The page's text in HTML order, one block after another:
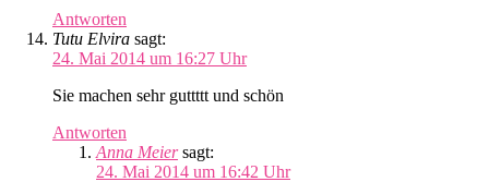
Antworten
Tutu Elvira sagt:
24. Mai 2014 um 16:27 Uhr
Sie machen sehr guttttt und schön
Antworten
Anna Meier sagt:
24. Mai 2014 um 16:42 Uhr